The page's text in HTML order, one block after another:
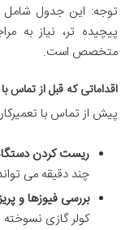
توجه: این جدول
پیچیده تر، نیاز به
متخصص است.
اقداماتی که قبل از تماس
پیش از تماس با
ریست کردن
چند دقیقه می
بررسی فیوزها و
کولر گازی